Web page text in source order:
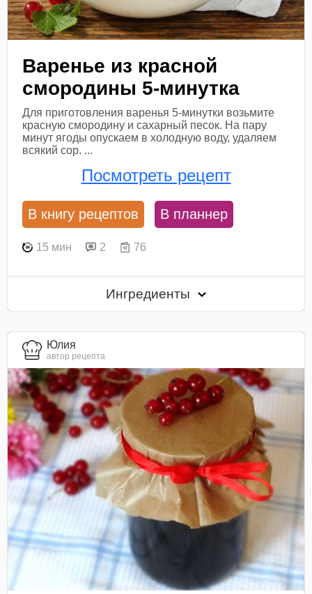
Варенье из красной
смородины 5-минутка
Для приготовления варенья 5-минутки возьмите
красную смородину и сахарный песок. На пару
минут ягоды опускаем в холодную воду, удаляем
всякий сор. ...
Посмотреть рецепт
В книгу рецептов В планнер
15 мин 2 76
Ингредиенты
Юлия
автор рецепта